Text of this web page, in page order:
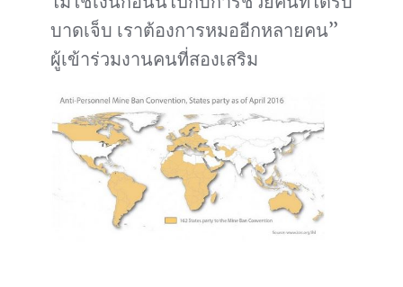
บาดเจ็บ เราต้องการหมออีกหลายคน”
ผู้เข้าร่วมงานคนที่สองเสริม